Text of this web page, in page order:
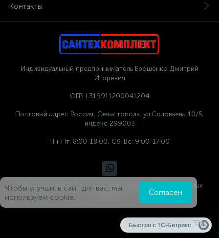
Контакты
Индивидуальный предприниматель Ерошенко Дмитрий
Игоревич
ОГРН 319911200041204
Почтовый адрес Россия, Севастополь, ул.Соловьева 10/5,
индекс 299003
Пн-Пт: 8:00-18:00, Сб-Вс: 9:00-17:00
Политика компании в отношении обработки персональных
данных
Чтобы улучшить сайт для вас, мы
используем cookie.
Согласен
Быстро с 1С-Битрикс